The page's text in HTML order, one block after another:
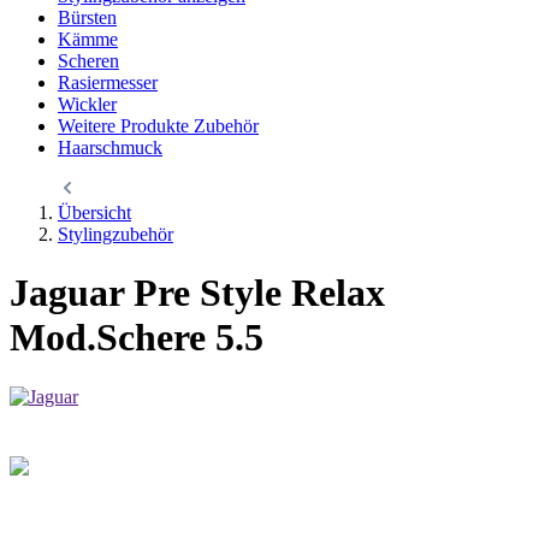
Bürsten
Kämme
Scheren
Rasiermesser
Wickler
Weitere Produkte Zubehör
Haarschmuck
Übersicht
Stylingzubehör
Jaguar Pre Style Relax
Mod.Schere 5.5